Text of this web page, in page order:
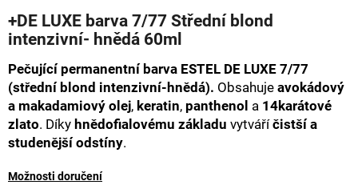
produktu
je
z
5
hvězdiček.
+DE LUXE barva 7/77 Střední blond
intenzivní- hnědá 60ml
Pečující permanentní barva ESTEL DE LUXE 7/77
(střední blond intenzivní-hnědá). Obsahuje avokádový
a makadamiový olej, keratin, panthenol a 14karátové
zlato. Díky hnědofialovému základu vytváříčistší a
studenější odstíny.
Možnosti doručení
a
j
í
t
?